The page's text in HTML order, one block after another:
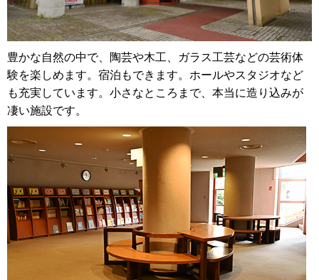
豊かな自然の中で、陶芸や木工、ガラス工芸などの芸術体
験を楽しめます。宿泊もできます。ホールやスタジオなど
も充実しています。小さなところまで、本当に造り込みが
凄い施設です。